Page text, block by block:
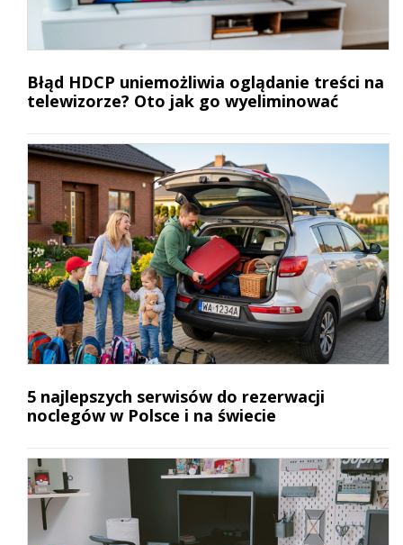
Błąd HDCP uniemożliwia oglądanie treści na
telewizorze? Oto jak go wyeliminować
5 najlepszych serwisów do rezerwacji
noclegów w Polsce i na świecie